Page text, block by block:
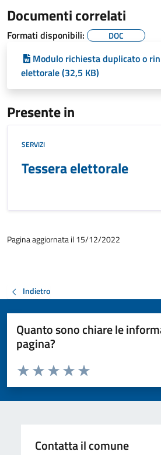
Documenti correlati
Formati disponibili: DOC
Modulo richiesta duplicato o
elettorale (32,5 KB)
Presente in
SERVIZI
Tessera elettorale
Pagina aggiornata il 15/12/2022
Indietro
Quanto sono chiare le
pagina?
Valuta da 1 a 5 stelle la pagina
Valuta 5 stelle su 5
Valuta 4 stelle su 5
Valuta 3 stelle su 5
Valuta 2 stelle su 5
Valuta 1 stelle su 5
Contatta il comune